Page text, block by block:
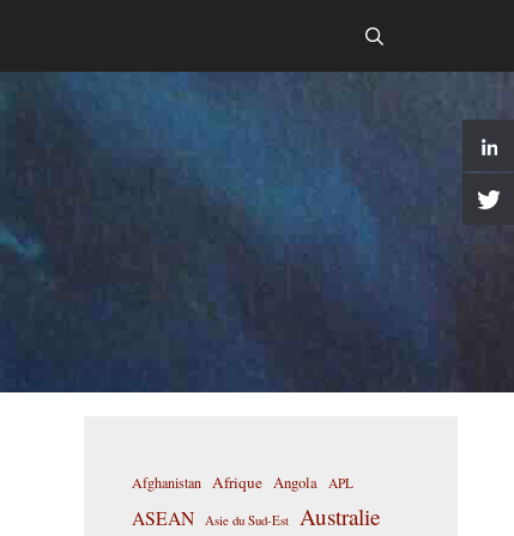
Afghanistan Afrique Angola APL
ASEAN Asie du Sud-Est Australie